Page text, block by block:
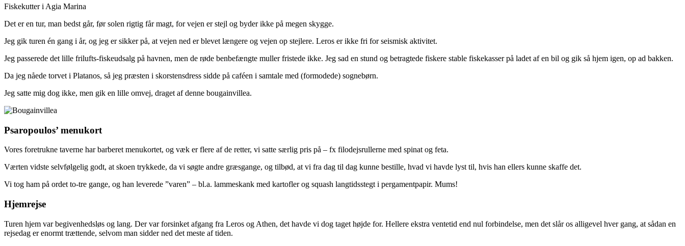
Fiskekutter i Agia Marina
Det er en tur, man bedst går, før solen rigtig får magt, for vejen er stejl og byder ikke på megen skygge.
Jeg gik turen én gang i år, og jeg er sikker på, at vejen ned er blevet længere og vejen op stejlere. Leros er ikke fri for seismisk aktivitet.
Jeg passerede det lille frilufts-fiskeudsalg på havnen, men de røde benbefængte muller fristede ikke. Jeg sad en stund og betragtede fiskere stable fiskekasser på ladet af en bil og gik så hjem igen, op ad bakken.
Da jeg nåede torvet i Platanos, så jeg præsten i skorstensdress sidde på caféen i samtale med (formodede) sognebørn.
Jeg satte mig dog ikke, men gik en lille omvej, draget af denne bougainvillea.
Psaropoulos’ menukort
Vores foretrukne taverne har barberet menukortet, og væk er flere af de retter, vi satte særlig pris på – fx filodejsrullerne med spinat og feta.
Værten vidste selvfølgelig godt, at skoen trykkede, da vi søgte andre græsgange, og tilbød, at vi fra dag til dag kunne bestille, hvad vi havde lyst til, hvis han ellers kunne skaffe det.
Vi tog ham på ordet to-tre gange, og han leverede ”varen” – bl.a. lammeskank med kartofler og squash langtidsstegt i pergamentpapir. Mums!
Hjemrejse
Turen hjem var begivenhedsløs og lang. Der var forsinket afgang fra Leros og Athen, det havde vi dog taget højde for. Hellere ekstra ventetid end nul forbindelse, men det slår os alligevel hver gang, at sådan en
rejsedag er enormt trættende, selvom man sidder ned det meste af tiden.